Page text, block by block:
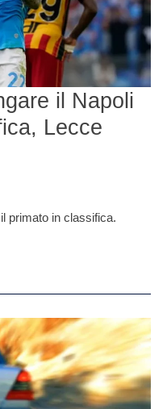
il Napoli
Lecce
primato in classifica.